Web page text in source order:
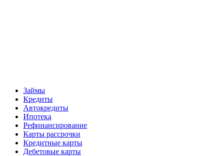
Займы
Кредиты
Автокредиты
Ипотека
Рефинансирование
Карты рассрочки
Кредитные карты
Дебетовые карты